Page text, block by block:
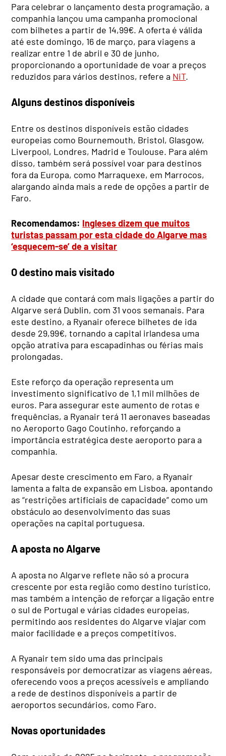
Para celebrar o lançamento desta programação, a
companhia lançou uma campanha promocional
com bilhetes a partir de 14,99€. A oferta é válida
até este domingo, 16 de março, para viagens a
realizar entre 1 de abril e 30 de junho,
proporcionando a oportunidade de voar a preços
reduzidos para vários destinos, refere a NiT.
Alguns destinos disponíveis
Entre os destinos disponíveis estão cidades
europeias como Bournemouth, Bristol, Glasgow,
Liverpool, Londres, Madrid e Toulouse. Para além
disso, também será possível voar para destinos
fora da Europa, como Marraquexe, em Marrocos,
alargando ainda mais a rede de opções a partir de
Faro.
Recomendamos: Ingleses dizem que muitos
turistas passam por esta cidade do Algarve mas
‘esquecem-se’ de a visitar
O destino mais visitado
A cidade que contará com mais ligações a partir do
Algarve será Dublin, com 31 voos semanais. Para
este destino, a Ryanair oferece bilhetes de ida
desde 29,99€, tornando a capital irlandesa uma
opção atrativa para escapadinhas ou férias mais
prolongadas.
Este reforço da operação representa um
investimento significativo de 1,1 mil milhões de
euros. Para assegurar este aumento de rotas e
frequências, a Ryanair terá 11 aeronaves baseadas
no Aeroporto Gago Coutinho, reforçando a
importância estratégica deste aeroporto para a
companhia.
Apesar deste crescimento em Faro, a Ryanair
lamenta a falta de expansão em Lisboa, apontando
as “restrições artificiais de capacidade” como um
obstáculo ao desenvolvimento das suas
operações na capital portuguesa.
A aposta no Algarve
A aposta no Algarve reflete não só a procura
crescente por esta região como destino turístico,
mas também a intenção de reforçar a ligação entre
o sul de Portugal e várias cidades europeias,
permitindo aos residentes do Algarve viajar com
maior facilidade e a preços competitivos.
A Ryanair tem sido uma das principais
responsáveis por democratizar as viagens aéreas,
oferecendo voos a preços acessíveis e ampliando
a rede de destinos disponíveis a partir de
aeroportos secundários, como Faro.
Novas oportunidades